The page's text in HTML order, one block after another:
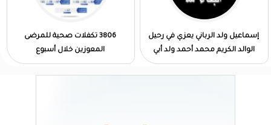
إسماعيل ولد الرباني يعزي في رحيل
الوالد الكريم محمد أحمد ولد أبي
3806 تكفلات صحية للمرضى
المعوزين خلال أسبوع